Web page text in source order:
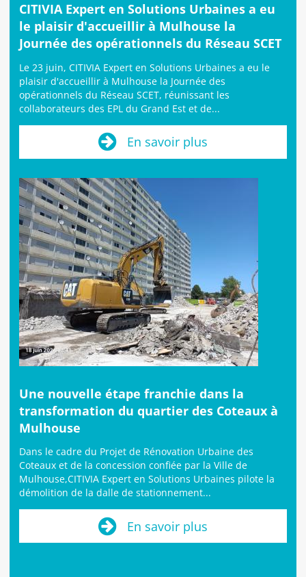
CITIVIA Expert en Solutions Urbaines a eu
le plaisir d'accueillir à Mulhouse la
Journée des opérationnels du Réseau SCET
Le 23 juin, CITIVIA Expert en Solutions Urbaines a eu le
plaisir d'accueillir à Mulhouse la Journée des
opérationnels du Réseau SCET, réunissant les
collaborateurs des EPL du Grand Est et de...
En savoir plus
Une nouvelle étape franchie dans la
transformation du quartier des Coteaux à
Mulhouse
Dans le cadre du Projet de Rénovation Urbaine des
Coteaux et de la concession confiée par la Ville de
Mulhouse,CITIVIA Expert en Solutions Urbaines pilote la
démolition de la dalle de stationnement...
En savoir plus